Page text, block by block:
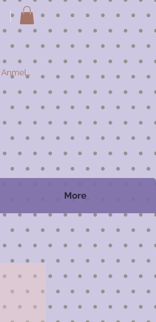
More
Anmelden